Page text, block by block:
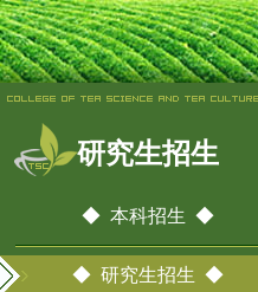
研究生招生
◆ 本科招生 ◆
◆ 研究生招生 ◆